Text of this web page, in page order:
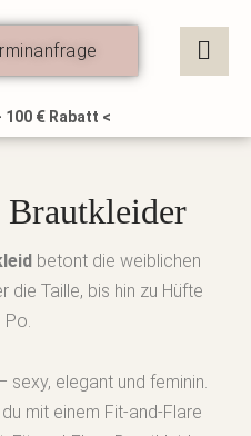
100 € Rabatt <
Brautkleider
betont die weiblichen
die Taille, bis hin zu Hüfte
Po.
sexy, elegant und feminin.
mit einem Fit-and-Flare